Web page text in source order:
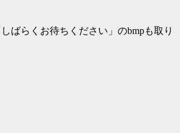
ばらくお待ちください」のbmpも取り